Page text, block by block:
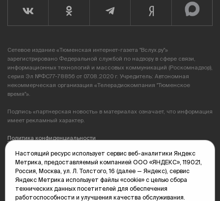
Сетевое издание «Тюменская интернет-газета "Вслух.ру"»
зарегистрировано Федеральной службой по надзору в сфере связи,
информационных технологий и массовых коммуникаций (Роскомнадзор),
серия Эл №ФС77-78856 от 07.08.2020 г. Учредитель: Автономная
некоммерческая организация «Телерадиокомпания "Тюменское
время"».
Подпись «партнерская новость» в материалах означает, что информация
имеет рекламный характер.
Политика конфиденциальности
Редакция: 625035, Тюмень, пр. Геологоразведчиков, 28А
(3452) 68-89-05
edit@vsluh.ru
Главный редактор: Панкина Т.Ю.
Настоящий ресурс использует сервис веб-аналитики Яндекс
Метрика, предоставляемый компанией ООО «ЯНДЕКС», 119021,
Россия, Москва, ул. Л. Толстого, 16 (далее — Яндекс), сервис
Яндекс Метрика использует файлы «cookie» с целью сбора
технических данных посетителей для обеспечения
работоспособности и улучшения качества обслуживания.